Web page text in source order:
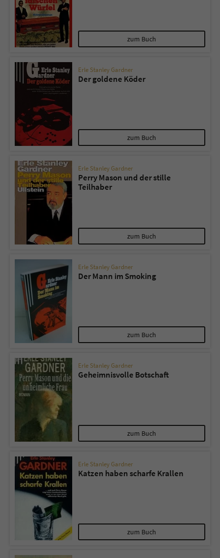
zum Buch
Erle Stanley Gardner
Der goldene Köder
zum Buch
Erle Stanley Gardner
Perry Mason und der stille
Teilhaber
zum Buch
Erle Stanley Gardner
Der Mann im Smoking
zum Buch
Erle Stanley Gardner
Geheimnisvolle Botschaft
zum Buch
Erle Stanley Gardner
Katzen haben scharfe Krallen
zum Buch